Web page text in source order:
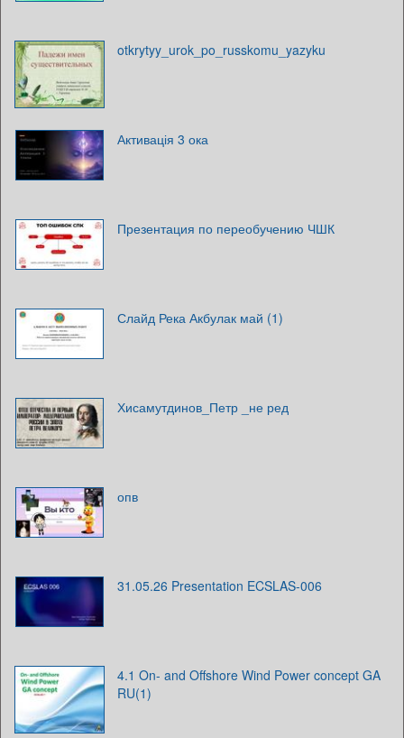
otkrytyy_urok_po_russkomu_yazyku
Активація 3 ока
Презентация по переобучению ЧШК
Слайд Река Акбулак май (1)
Хисамутдинов_Петр _не ред
опв
31.05.26 Presentation ECSLAS-006
4.1 On- and Offshore Wind Power concept GA
RU(1)